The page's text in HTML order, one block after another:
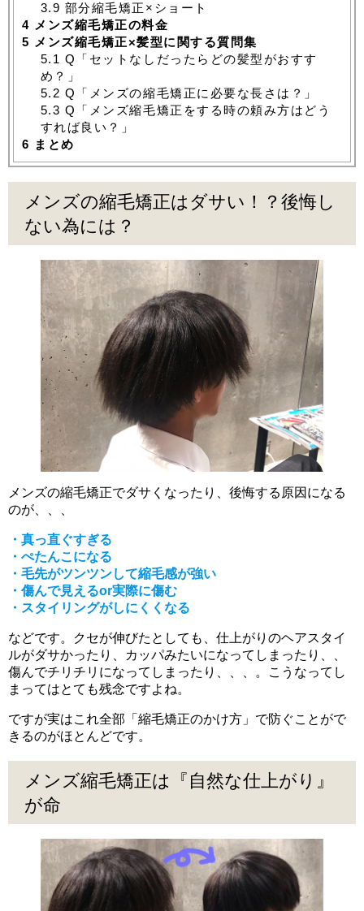
3.9 部分縮毛矯正×ショート
4 メンズ縮毛矯正の料金
5 メンズ縮毛矯正×髪型に関する質問集
5.1 Q「セットなしだったらどの髪型がおすす
め？」
5.2 Q「メンズの縮毛矯正に必要な長さは？」
5.3 Q「メンズ縮毛矯正をする時の頼み方はどう
すれば良い？」
6 まとめ
メンズの縮毛矯正はダサい！？後悔し
ない為には？
メンズの縮毛矯正でダサくなったり、後悔する原因になる
のが、、、
・真っ直ぐすぎる
・ぺたんこになる
・毛先がツンツンして縮毛感が強い
・傷んで見えるor実際に傷む
・スタイリングがしにくくなる
などです。クセが伸びたとしても、仕上がりのヘアスタイ
ルがダサかったり、カッパみたいになってしまったり、、
傷んでチリチリになってしまったり、、、。こうなってし
まってはとても残念ですよね。
ですが実はこれ全部「縮毛矯正のかけ方」で防ぐことがで
きるのがほとんどです。
メンズ縮毛矯正は『自然な仕上がり』
が命